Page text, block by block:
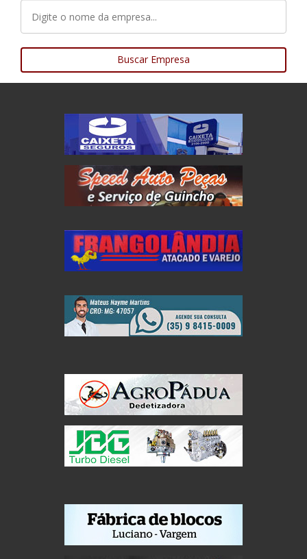
Buscar Empresa